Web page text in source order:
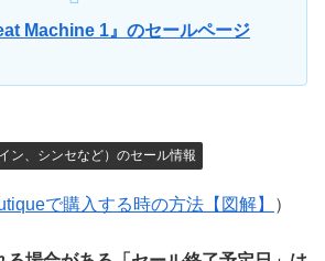
Machine 1』のセールページ
ン、シンセなど）のセール情報
で購入する時の方法【図解】 ）